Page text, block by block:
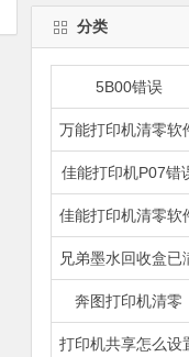
分类
5B00错误
万能打印机清零软
佳能打印机P07错
佳能打印机清零软
兄弟墨水回收盒已
奔图打印机清零
打印机共享怎么设